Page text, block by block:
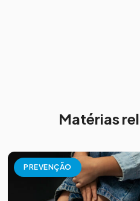
Matérias
PREVENÇÃO